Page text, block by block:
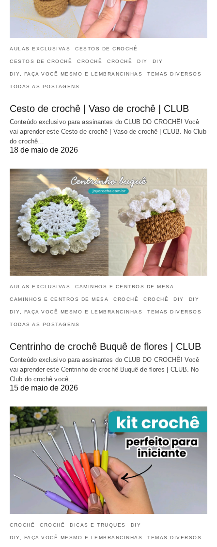
AULAS EXCLUSIVAS CESTOS DE CROCHÊ
CESTOS DE CROCHÊ CROCHÊ CROCHÊ DIY DIY
DIY, FAÇA VOCÊ MESMO E LEMBRANCINHAS TEMAS DIVERSOS
TODAS AS POSTAGENS
Cesto de crochê | Vaso de crochê | CLUB
Conteúdo exclusivo para assinantes do CLUB DO CROCHÊ! Você
vai aprender este Cesto de crochê | Vaso de crochê | CLUB. No Club
do crochê…
18 de maio de 2026
AULAS EXCLUSIVAS CAMINHOS E CENTROS DE MESA
CAMINHOS E CENTROS DE MESA CROCHÊ CROCHÊ DIY DIY
DIY, FAÇA VOCÊ MESMO E LEMBRANCINHAS TEMAS DIVERSOS
TODAS AS POSTAGENS
Centrinho de crochê Buquê de flores | CLUB
Conteúdo exclusivo para assinantes do CLUB DO CROCHÊ! Você
vai aprender este Centrinho de crochê Buquê de flores | CLUB. No
Club do crochê você…
15 de maio de 2026
CROCHÊ CROCHÊ DICAS E TRUQUES DIY
DIY, FAÇA VOCÊ MESMO E LEMBRANCINHAS TEMAS DIVERSOS